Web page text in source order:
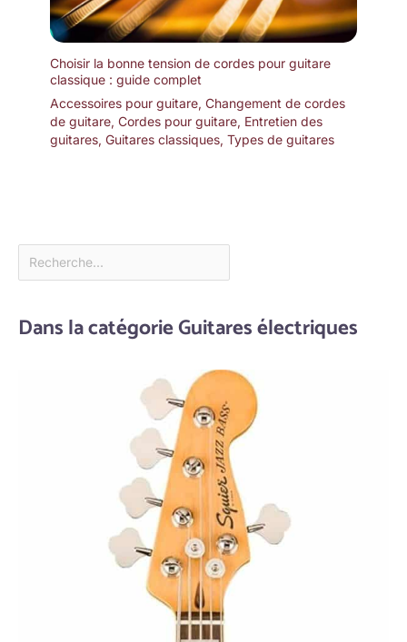
Choisir la bonne tension de cordes pour guitare
classique : guide complet
Accessoires pour guitare, Changement de cordes
de guitare, Cordes pour guitare, Entretien des
guitares, Guitares classiques, Types de guitares
Dans la catégorie Guitares électriques